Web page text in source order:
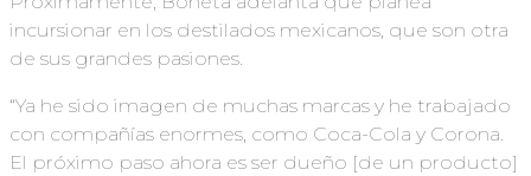
incursionar en los destilados mexicanos, que son otra
de sus grandes pasiones.
“Ya he sido imagen de muchas marcas y he trabajado
con compañías enormes, como Coca-Cola y Corona.
El próximo paso ahora es ser dueño [de un producto]